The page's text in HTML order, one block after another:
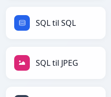
SQL til SQL
SQL til JPEG